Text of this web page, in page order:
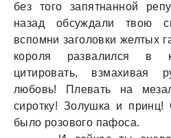
без того запятнанной
назад обсуждали твою
вспомни заголовки желтых
короля развалился в
цитировать, взмахивая
любовь! Плевать на
сиротку! Золушка и принц!
было розового пафоса.